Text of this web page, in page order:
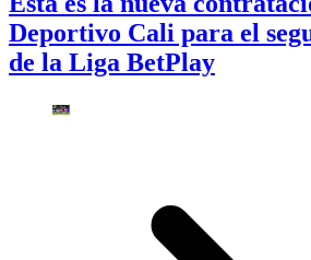
Deportivo Cali para el
de la Liga BetPlay